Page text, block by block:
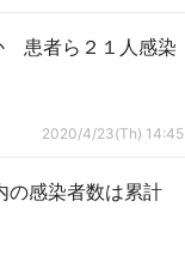
患者ら２１人感染
2020/4/23(Th) 14:45
の感染者数は累計